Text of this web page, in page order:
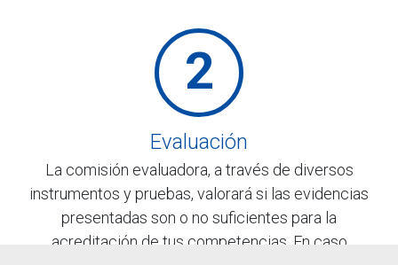
2
Evaluación
La comisión evaluadora, a través de diversos
instrumentos y pruebas, valorará si las evidencias
presentadas son o no suficientes para la
acreditación de tus competencias. En caso